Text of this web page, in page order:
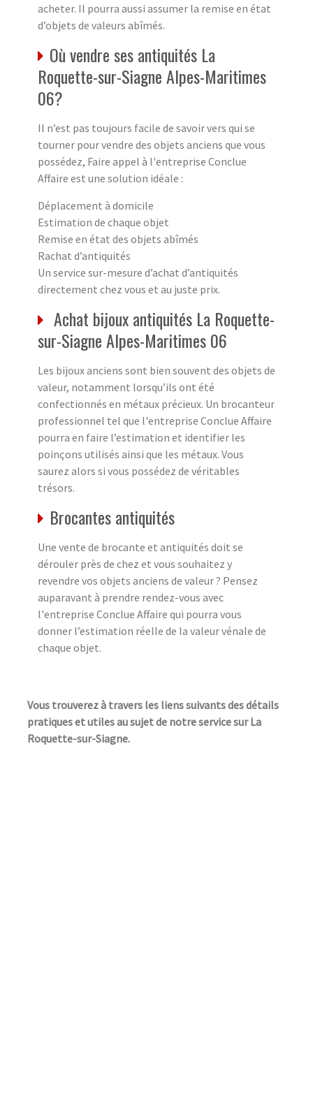
acheter. Il pourra aussi assumer la remise en état
d’objets de valeurs abîmés.
Où vendre ses antiquités La
Roquette-sur-Siagne Alpes-Maritimes
06?
Il n’est pas toujours facile de savoir vers qui se
tourner pour vendre des objets anciens que vous
possédez, Faire appel à l'entreprise Conclue
Affaire est une solution idéale :
Déplacement à domicile
Estimation de chaque objet
Remise en état des objets abîmés
Rachat d’antiquités
Un service sur-mesure d’achat d’antiquités
directement chez vous et au juste prix.
Achat bijoux antiquités La Roquette-
sur-Siagne Alpes-Maritimes 06
Les bijoux anciens sont bien souvent des objets de
valeur, notamment lorsqu’ils ont été
confectionnés en métaux précieux. Un brocanteur
professionnel tel que l'entreprise Conclue Affaire
pourra en faire l’estimation et identifier les
poinçons utilisés ainsi que les métaux. Vous
saurez alors si vous possédez de véritables
trésors.
Brocantes antiquités
Une vente de brocante et antiquités doit se
dérouler près de chez et vous souhaitez y
revendre vos objets anciens de valeur ? Pensez
auparavant à prendre rendez-vous avec
l'entreprise Conclue Affaire qui pourra vous
donner l’estimation réelle de la valeur vénale de
chaque objet.
Vous trouverez à travers les liens suivants des détails
pratiques et utiles au sujet de notre service sur La
Roquette-sur-Siagne.